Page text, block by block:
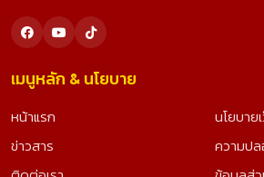
เมนูหลัก & นโยบาย
หน้าแรก
ข่าวสาร
นโยบาย
ความป